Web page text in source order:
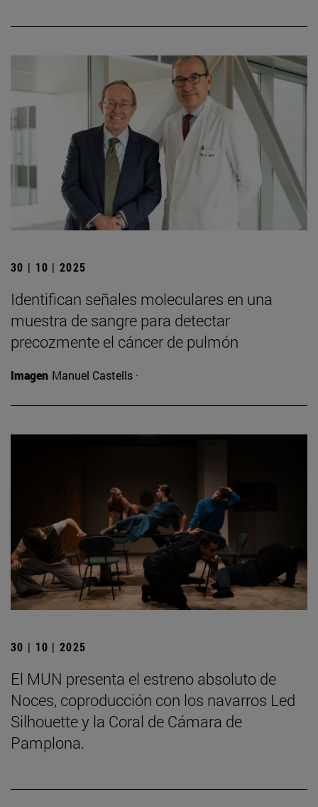
30 | 10 | 2025
Identifican señales moleculares en una
muestra de sangre para detectar
precozmente el cáncer de pulmón
Imagen Manuel Castells ·
30 | 10 | 2025
El MUN presenta el estreno absoluto de
Noces, coproducción con los navarros Led
Silhouette y la Coral de Cámara de
Pamplona.